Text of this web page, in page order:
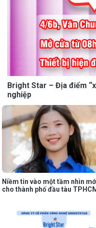
Bright Star – Địa điểm
nghiệp
Niềm tin vào một tầm nhìn
cho thành phố đầu tàu